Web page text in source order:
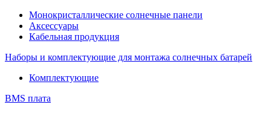
Монокристаллические солнечные панели
Аксессуары
Кабельная продукция
Наборы и комплектующие для монтажа солнечных батарей
Комплектующие
BMS плата